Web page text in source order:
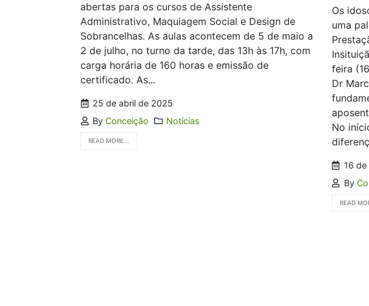
abertas para os cursos de Assistente
Administrativo, Maquiagem Social e Design de
Sobrancelhas. As aulas acontecem de 5 de maio a
2 de julho, no turno da tarde, das 13h às 17h, com
carga horária de 160 horas e emissão de
certificado. As...
25 de abril de 2025
ByConceição Notícias
READ MORE...
Os
uma
feira
Dr
No
16
By
READ